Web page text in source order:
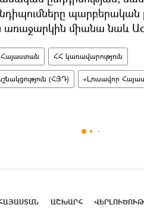
պարբերական
միանա նաև ԱԺ
Հայաստան ՀՀ կառավարություն
(ՀՅԴ) «Լուսավոր
ԱՇԽԱՐՀ